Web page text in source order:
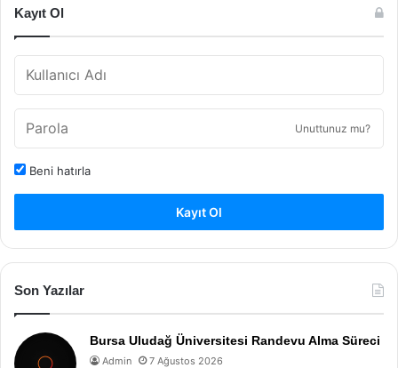
Kayıt Ol
Unuttunuz mu?
Beni hatırla
Kayıt Ol
Son Yazılar
Bursa Uludağ Üniversitesi Randevu Alma Süreci
Admin 7 Ağustos 2026